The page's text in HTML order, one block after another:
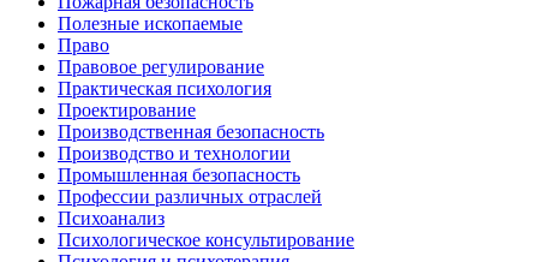
Полезные ископаемые
Право
Правовое регулирование
Практическая психология
Проектирование
Производственная безопасность
Производство и технологии
Промышленная безопасность
Профессии различных отраслей
Психоанализ
Психологическое консультирование